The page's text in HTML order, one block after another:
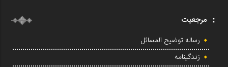
مرجعیت
رساله توضیح المسائل
زندگینامه